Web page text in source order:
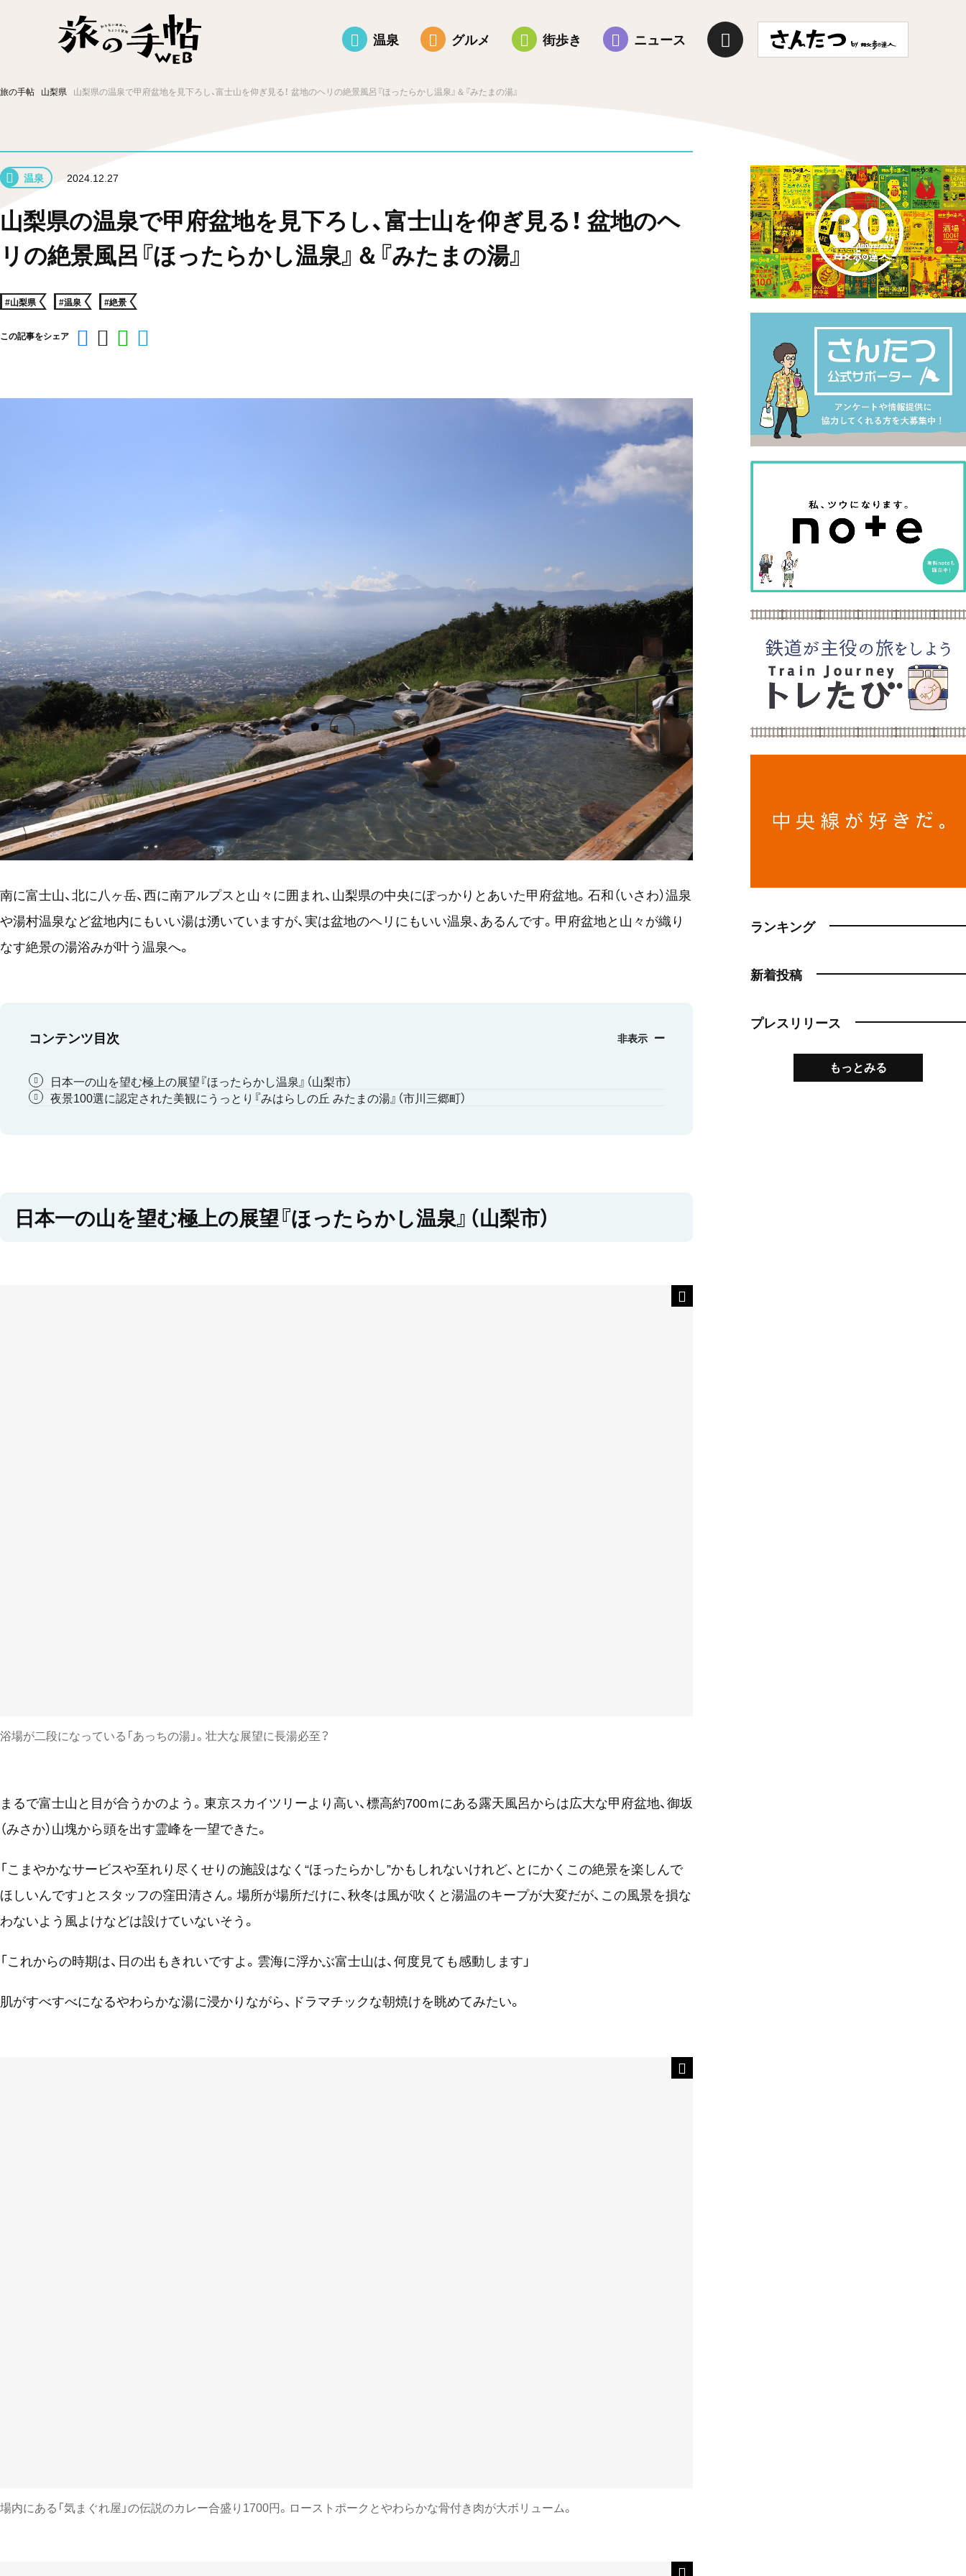
温泉 グルメ 街歩き ニュース
旅の手帖 山梨県 山梨県の温泉で甲府盆地を見下ろし、富士山を仰ぎ見る！ 盆地のヘリの絶景風呂『ほったらかし温泉』＆『みたまの湯』
温泉 2024.12.27
山梨県の温泉で甲府盆地を見下ろし、富士山を仰ぎ見る！ 盆地のヘ
リの絶景風呂『ほったらかし温泉』＆『みたまの湯』
#山梨県 #温泉 #絶景
この記事をシェア
南に富士山、北に八ヶ岳、西に南アルプスと山々に囲まれ、山梨県の中央にぽっかりとあいた甲府盆地。石和（いさわ）温泉
や湯村温泉など盆地内にもいい湯は湧いていますが、実は盆地のヘリにもいい温泉、あるんです。甲府盆地と山々が織り
なす絶景の湯浴みが叶う温泉へ。
コンテンツ目次
日本一の山を望む極上の展望『ほったらかし温泉』（山梨市）
夜景100選に認定された美観にうっとり『みはらしの丘 みたまの湯』（市川三郷町）
日本一の山を望む極上の展望『ほったらかし温泉』（山梨市）
浴場が二段になっている「あっちの湯」。壮大な展望に長湯必至？
まるで富士山と目が合うかのよう。東京スカイツリーより高い、標高約700ｍにある露天風呂からは広大な甲府盆地、御坂
（みさか）山塊から頭を出す霊峰を一望できた。
「こまやかなサービスや至れり尽くせりの施設はなく“ほったらかし”かもしれないけれど、とにかくこの絶景を楽しんで
ほしいんです」とスタッフの窪田清さん。場所が場所だけに、秋冬は風が吹くと湯温のキープが大変だが、この風景を損な
わないよう風よけなどは設けていないそう。
「これからの時期は、日の出もきれいですよ。雲海に浮かぶ富士山は、何度見ても感動します」
肌がすべすべになるやわらかな湯に浸かりながら、ドラマチックな朝焼けを眺めてみたい。
場内にある「気まぐれ屋」の伝説のカレー合盛り1700円。ローストポークとやわらかな骨付き肉が大ボリューム。
ランキング
新着投稿
プレスリリース
もっとみる
グルメ
ニュース